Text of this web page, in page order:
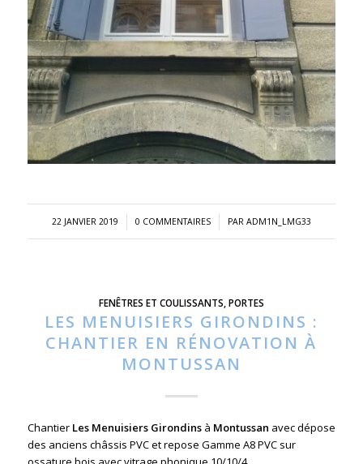
22 JANVIER 2019
/ 0 COMMENTAIRES
/ PAR ADM1N_LMG33
FENÊTRES ET COULISSANTS,PORTES
LES MENUISIERS GIRONDINS :
CHANTIER EN RÉNOVATION À
MONTUSSAN
Chantier Les Menuisiers Girondinsà Montussan avec dépose
des anciens châssis PVC et repose Gamme A8 PVC sur